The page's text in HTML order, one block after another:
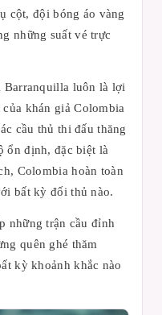
cột, đội bóng áo vàng
những suất vé trực
Barranquilla luôn là lợi
khán giả Colombia
cầu thủ thi đấu thăng
ổn định, đặc biệt là
Colombia hoàn toàn
bất kỳ đối thủ nào.
những trận cầu đỉnh
quên ghé thăm
kỳ khoảnh khắc nào